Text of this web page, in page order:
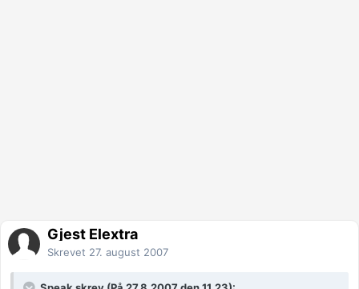
Gjest Elextra
Skrevet 27. august 2007